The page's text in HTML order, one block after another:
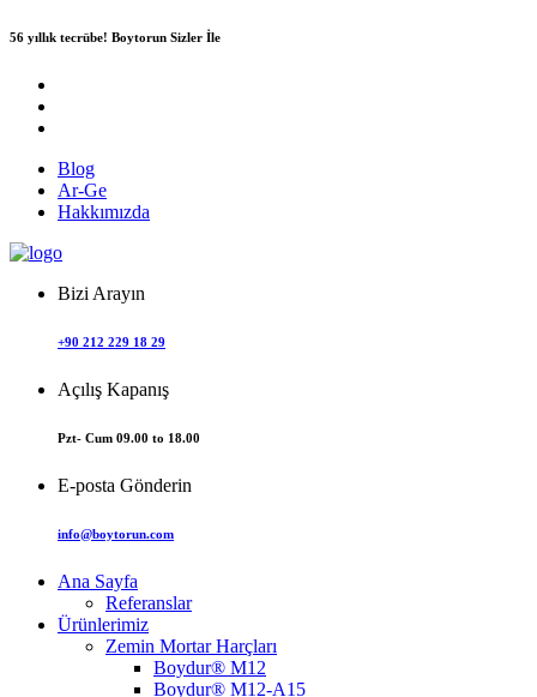
56 yıllık tecrübe! Boytorun Sizler İle
Blog
Ar-Ge
Hakkımızda
Bizi Arayın
+90 212 229 18 29
Açılış Kapanış
Pzt- Cum 09.00 to 18.00
E-posta Gönderin
info@boytorun.com
Ana Sayfa
Referanslar
Ürünlerimiz
Zemin Mortar Harçları
Boydur® M12
Boydur® M12-A15